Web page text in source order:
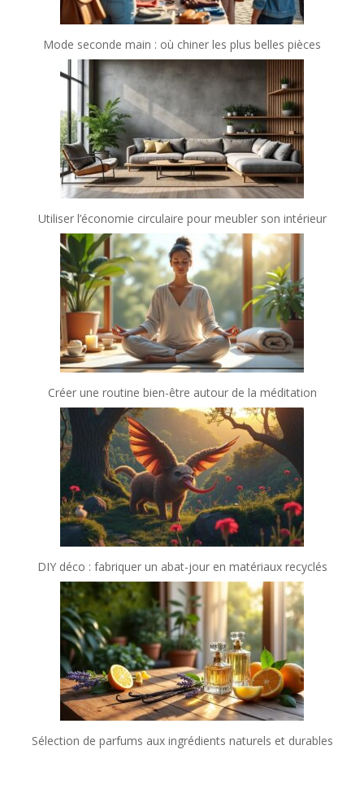
Mode seconde main : où chiner les plus belles pièces
Utiliser l’économie circulaire pour meubler son intérieur
Créer une routine bien-être autour de la méditation
DIY déco : fabriquer un abat-jour en matériaux recyclés
Sélection de parfums aux ingrédients naturels et durables